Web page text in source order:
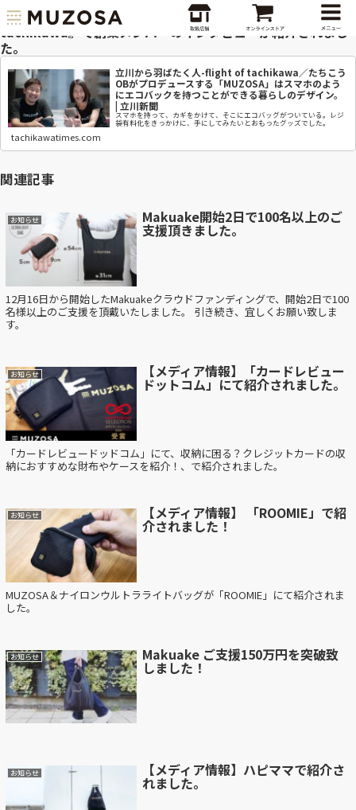
「立川新聞」にて『立川から羽ばたく人-flight of
tachikawa』で創業メンバーのインタビューが紹介されまし
た。
立川から羽ばたく人-flight of tachikawa／たちこう
OBがプロデュースする「MUZOSA」はスマホのよう
にエコバックを持つことができる暮らしのデザイン。
| 立川新聞
スマホを持って、カギをかけて、そこにエコバッグがついている。レジ
袋有料化をきっかけに、手にしてみたいとおもったグッズでした。
tachikawatimes.com
関連記事
お知らせ Makuake開始2日で100名以上のご
支援頂きました。
12月16日から開始したMakuakeクラウドファンディングで、開始2日で100
名様以上のご支援を頂戴いたしました。 引き続き、宜しくお願い致しま
す。
お知らせ 【メディア情報】「カードレビュー
ドットコム」にて紹介されました。
「カードレビュードッドコム」にて、収納に困る？クレジットカードの収
納におすすめな財布やケースを紹介！、で紹介されました。
お知らせ 【メディア情報】 「ROOMIE」で紹
介されました！
MUZOSA＆ナイロンウルトラライトバッグが「ROOMIE」にて紹介されま
した。
お知らせ Makuake ご支援150万円を突破致
しました！
お知らせ 【メディア情報】ハピママで紹介さ
れました。